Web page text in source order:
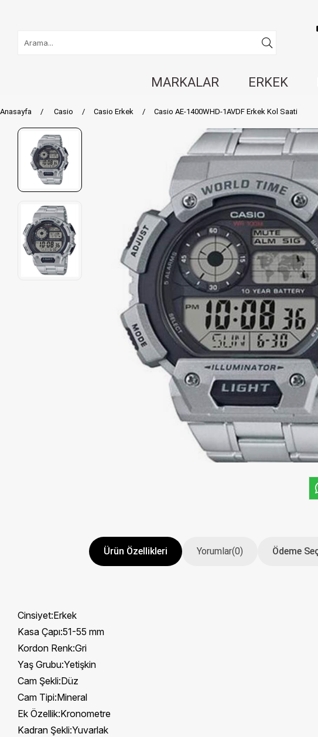
MARKALAR ERKEK
Anasayfa Casio Casio Erkek Casio AE-1400WHD-1AVDF Erkek Kol Saati
Ürün Özellikleri Yorumlar(0) Ödeme
Cinsiyet:Erkek
Kasa Çapı:51-55 mm
Kordon Renk:Gri
Yaş Grubu:Yetişkin
Cam Şekli:Düz
Cam Tipi:Mineral
Ek Özellik:Kronometre
Kadran Şekli:Yuvarlak